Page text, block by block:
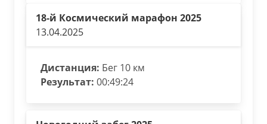
18-й Космический марафон 2025
13.04.2025
Дистанция: Бег 10 км
Результат: 00:49:24